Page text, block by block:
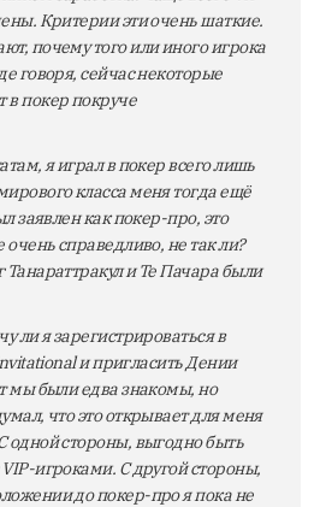
Критерии эти очень шаткие.
почему того или иного игрока
говоря, сейчас некоторые
в покер покруче
я играл в покер всего лишь
класса меня тогда ещё
заявлен как покер-про, это
справедливо, не так ли?
и Те Пачара были
ли я зарегистрироваться в
и пригласить Дении
мы были едва знакомы, но
что это открывает для меня
одной стороны, выгодно быть
игроками. С другой стороны,
до покер-про я пока не